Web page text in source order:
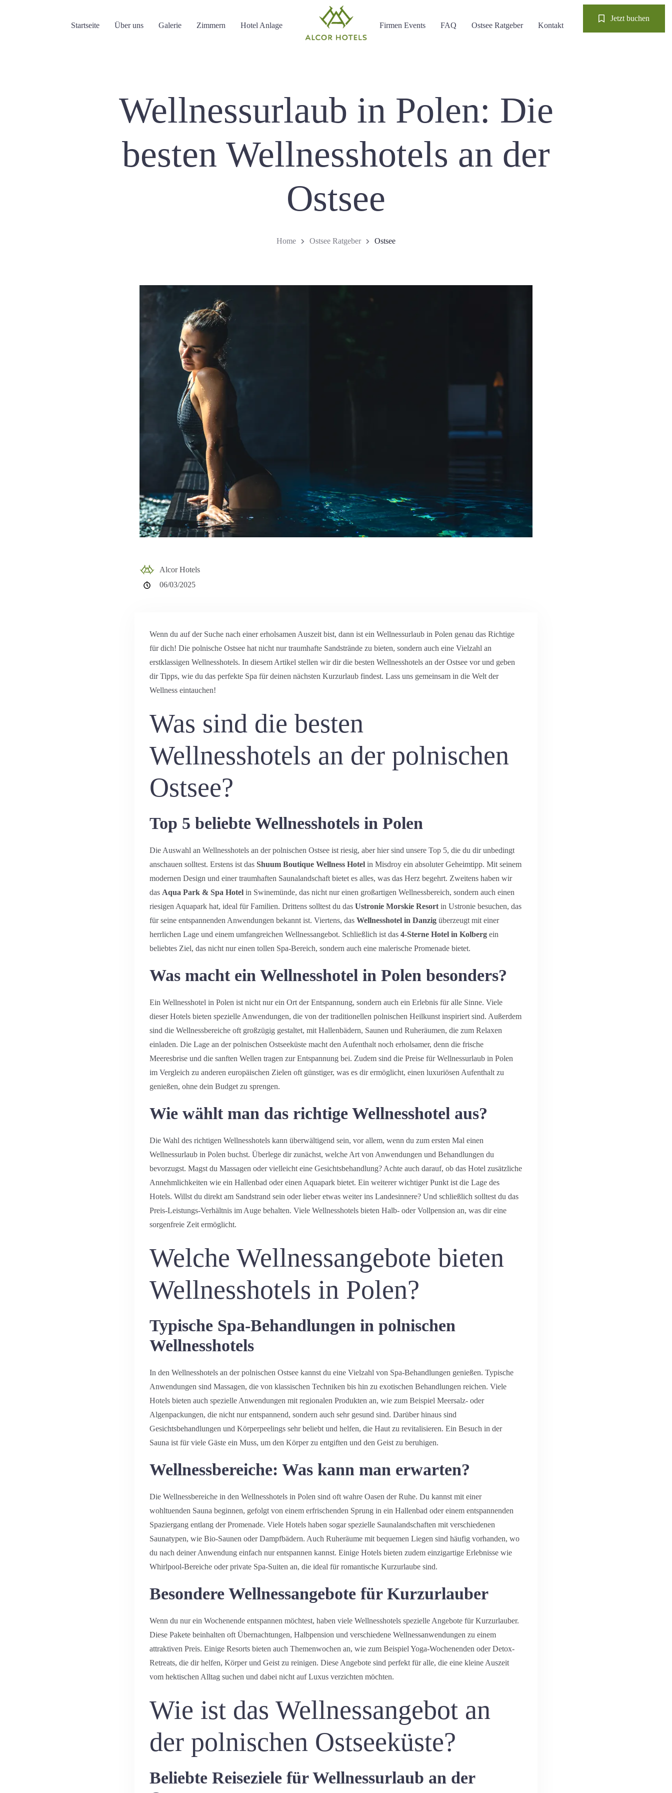
Startseite Über uns Galerie Zimmern Hotel Anlage Firmen Events FAQ Ostsee Ratgeber Kontakt
Jetzt buchen
Wellnessurlaub in Polen: Die
besten Wellnesshotels an der
Ostsee
Home Ostsee Ratgeber Ostsee
Alcor Hotels
06/03/2025
Wenn du auf der Suche nach einer erholsamen Auszeit bist, dann ist ein Wellnessurlaub in Polen genau das Richtige
für dich! Die polnische Ostsee hat nicht nur traumhafte Sandstrände zu bieten, sondern auch eine Vielzahl an
erstklassigen Wellnesshotels. In diesem Artikel stellen wir dir die besten Wellnesshotels an der Ostsee vor und geben
dir Tipps, wie du das perfekte Spa für deinen nächsten Kurzurlaub findest. Lass uns gemeinsam in die Welt der
Wellness eintauchen!
Was sind die besten
Wellnesshotels an der polnischen
Ostsee?
Top 5 beliebte Wellnesshotels in Polen
Die Auswahl an Wellnesshotels an der polnischen Ostsee ist riesig, aber hier sind unsere Top 5, die du dir unbedingt
anschauen solltest. Erstens ist das Shuum Boutique Wellness Hotelin Misdroy ein absoluter Geheimtipp. Mit seinem
modernen Design und einer traumhaften Saunalandschaft bietet es alles, was das Herz begehrt. Zweitens haben wir
das Aqua Park & Spa Hotelin Swinemünde, das nicht nur einen großartigen Wellnessbereich, sondern auch einen
riesigen Aquapark hat, ideal für Familien. Drittens solltest du das Ustronie Morskie Resortin Ustronie besuchen, das
für seine entspannenden Anwendungen bekannt ist. Viertens, das Wellnesshotel in Danzigüberzeugt mit einer
herrlichen Lage und einem umfangreichen Wellnessangebot. Schließlich ist das 4-Sterne Hotel in Kolbergein
beliebtes Ziel, das nicht nur einen tollen Spa-Bereich, sondern auch eine malerische Promenade bietet.
Was macht ein Wellnesshotel in Polen besonders?
Ein Wellnesshotel in Polen ist nicht nur ein Ort der Entspannung, sondern auch ein Erlebnis für alle Sinne. Viele
dieser Hotels bieten spezielle Anwendungen, die von der traditionellen polnischen Heilkunst inspiriert sind. Außerdem
sind die Wellnessbereiche oft großzügig gestaltet, mit Hallenbädern, Saunen und Ruheräumen, die zum Relaxen
einladen. Die Lage an der polnischen Ostseeküste macht den Aufenthalt noch erholsamer, denn die frische
Meeresbrise und die sanften Wellen tragen zur Entspannung bei. Zudem sind die Preise für Wellnessurlaub in Polen
im Vergleich zu anderen europäischen Zielen oft günstiger, was es dir ermöglicht, einen luxuriösen Aufenthalt zu
genießen, ohne dein Budget zu sprengen.
Wie wählt man das richtige Wellnesshotel aus?
Die Wahl des richtigen Wellnesshotels kann überwältigend sein, vor allem, wenn du zum ersten Mal einen
Wellnessurlaub in Polen buchst. Überlege dir zunächst, welche Art von Anwendungen und Behandlungen du
bevorzugst. Magst du Massagen oder vielleicht eine Gesichtsbehandlung? Achte auch darauf, ob das Hotel zusätzliche
Annehmlichkeiten wie ein Hallenbad oder einen Aquapark bietet. Ein weiterer wichtiger Punkt ist die Lage des
Hotels. Willst du direkt am Sandstrand sein oder lieber etwas weiter ins Landesinnere? Und schließlich solltest du das
Preis-Leistungs-Verhältnis im Auge behalten. Viele Wellnesshotels bieten Halb- oder Vollpension an, was dir eine
sorgenfreie Zeit ermöglicht.
Welche Wellnessangebote bieten
Wellnesshotels in Polen?
Typische Spa-Behandlungen in polnischen
Wellnesshotels
In den Wellnesshotels an der polnischen Ostsee kannst du eine Vielzahl von Spa-Behandlungen genießen. Typische
Anwendungen sind Massagen, die von klassischen Techniken bis hin zu exotischen Behandlungen reichen. Viele
Hotels bieten auch spezielle Anwendungen mit regionalen Produkten an, wie zum Beispiel Meersalz- oder
Algenpackungen, die nicht nur entspannend, sondern auch sehr gesund sind. Darüber hinaus sind
Gesichtsbehandlungen und Körperpeelings sehr beliebt und helfen, die Haut zu revitalisieren. Ein Besuch in der
Sauna ist für viele Gäste ein Muss, um den Körper zu entgiften und den Geist zu beruhigen.
Wellnessbereiche: Was kann man erwarten?
Die Wellnessbereiche in den Wellnesshotels in Polen sind oft wahre Oasen der Ruhe. Du kannst mit einer
wohltuenden Sauna beginnen, gefolgt von einem erfrischenden Sprung in ein Hallenbad oder einem entspannenden
Spaziergang entlang der Promenade. Viele Hotels haben sogar spezielle Saunalandschaften mit verschiedenen
Saunatypen, wie Bio-Saunen oder Dampfbädern. Auch Ruheräume mit bequemen Liegen sind häufig vorhanden, wo
du nach deiner Anwendung einfach nur entspannen kannst. Einige Hotels bieten zudem einzigartige Erlebnisse wie
Whirlpool-Bereiche oder private Spa-Suiten an, die ideal für romantische Kurzurlaube sind.
Besondere Wellnessangebote für Kurzurlauber
Wenn du nur ein Wochenende entspannen möchtest, haben viele Wellnesshotels spezielle Angebote für Kurzurlauber.
Diese Pakete beinhalten oft Übernachtungen, Halbpension und verschiedene Wellnessanwendungen zu einem
attraktiven Preis. Einige Resorts bieten auch Themenwochen an, wie zum Beispiel Yoga-Wochenenden oder Detox-
Retreats, die dir helfen, Körper und Geist zu reinigen. Diese Angebote sind perfekt für alle, die eine kleine Auszeit
vom hektischen Alltag suchen und dabei nicht auf Luxus verzichten möchten.
Wie ist das Wellnessangebot an
der polnischen Ostseeküste?
Beliebte Reiseziele für Wellnessurlaub an der